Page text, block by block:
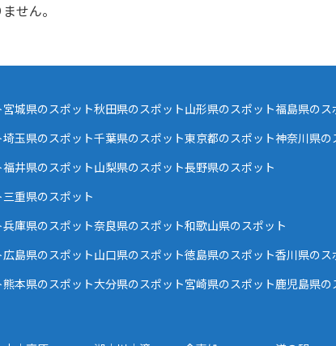
せん。
宮城県のスポット秋田県のスポット山形県のスポット福島県のス
埼玉県のスポット千葉県のスポット東京都のスポット神奈川県の
福井県のスポット山梨県のスポット長野県のスポット
三重県のスポット
兵庫県のスポット奈良県のスポット和歌山県のスポット
広島県のスポット山口県のスポット徳島県のスポット香川県のス
熊本県のスポット大分県のスポット宮崎県のスポット鹿児島県の